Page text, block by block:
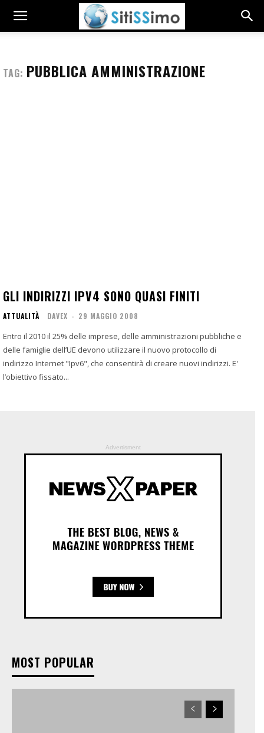
TAG: PUBBLICA AMMINISTRAZIONE
GLI INDIRIZZI IPV4 SONO QUASI FINITI
ATTUALITÀ DAVEX - 29 MAGGIO 2008
Entro il 2010 il 25% delle imprese, delle amministrazioni pubbliche e
delle famiglie dell’UE devono utilizzare il nuovo protocollo di
indirizzo Internet "Ipv6", che consentirà di creare nuovi indirizzi. E'
l’obiettivo fissato...
Advertisment
MOST POPULAR